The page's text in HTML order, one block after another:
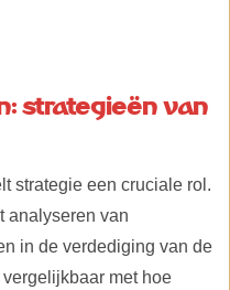
strategieën van
strategie een cruciale rol.
analyseren van
in de verdediging van de
met hoe